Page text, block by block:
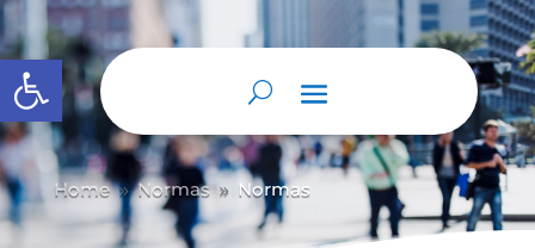
Abrir barra de herramientas
Home 9 Normas 9 Normas